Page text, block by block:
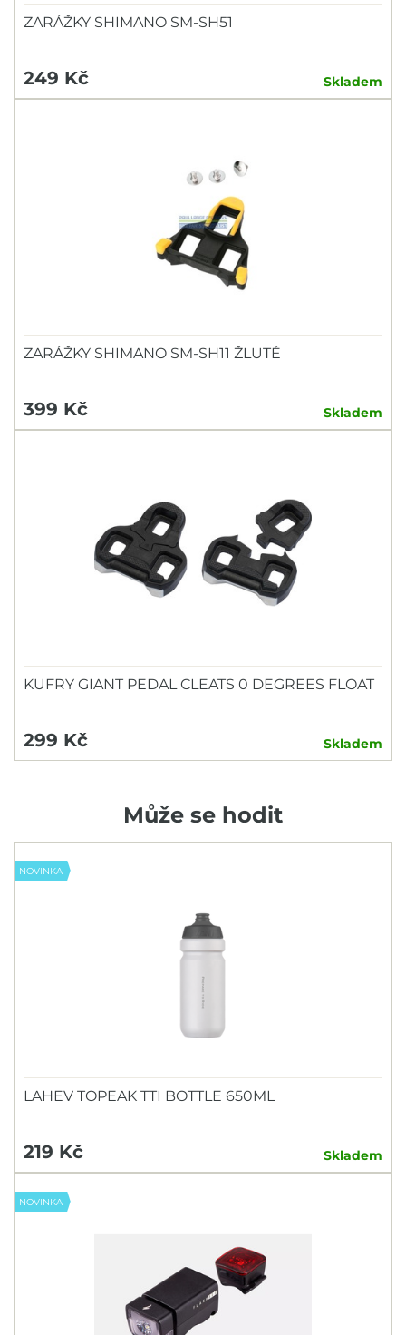
ZARÁŽKY SHIMANO SM-SH51
249 Kč Skladem
ZARÁŽKY SHIMANO SM-SH11 ŽLUTÉ
399 Kč Skladem
KUFRY GIANT PEDAL CLEATS 0 DEGREES FLOAT
299 Kč Skladem
Může se hodit
NOVINKA
LAHEV TOPEAK TTI BOTTLE 650ML
219 Kč Skladem
NOVINKA